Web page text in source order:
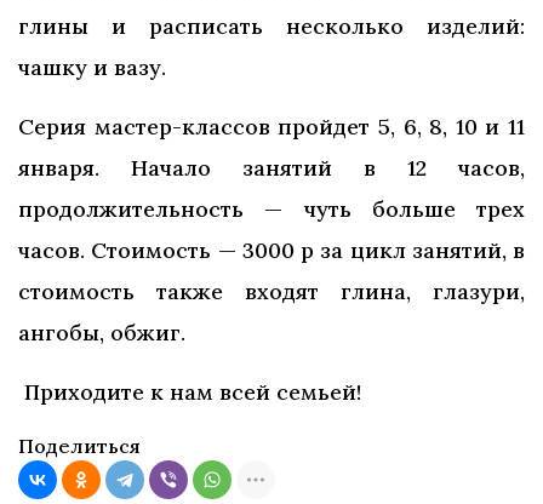
глины и расписать несколько изделий:
чашку и вазу.
Серия мастер-классов пройдет 5, 6, 8, 10 и 11
января. Начало занятий в 12 часов,
продолжительность — чуть больше трех
часов. Стоимость — 3000 р за цикл занятий, в
стоимость также входят глина, глазури,
ангобы, обжиг.
Приходите к нам всей семьей!
Поделиться